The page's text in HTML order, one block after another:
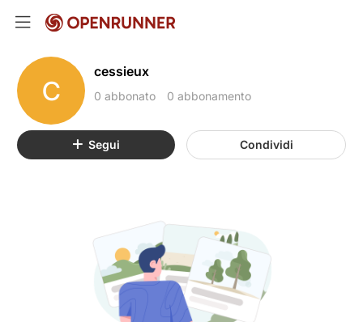
C
cessieux
0 abbonato 0 abbonamento
Segui Condividi